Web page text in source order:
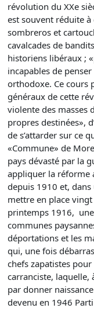
révolution du XXe
est souvent réduite
sombreros et
cavalcades de
historiens libéraux ;
incapables de
orthodoxe. Ce cours
généraux de cette
violente des masses
propres destinées»,
de s’attarder sur ce
«Commune» de
pays dévasté par la
appliquer la réforme
depuis 1910 et,
mettre en place
printemps 1916,
communes
déportations et les
qui, une fois
chefs zapatistes
carranciste, laquelle,
par donner
devenu en 1946